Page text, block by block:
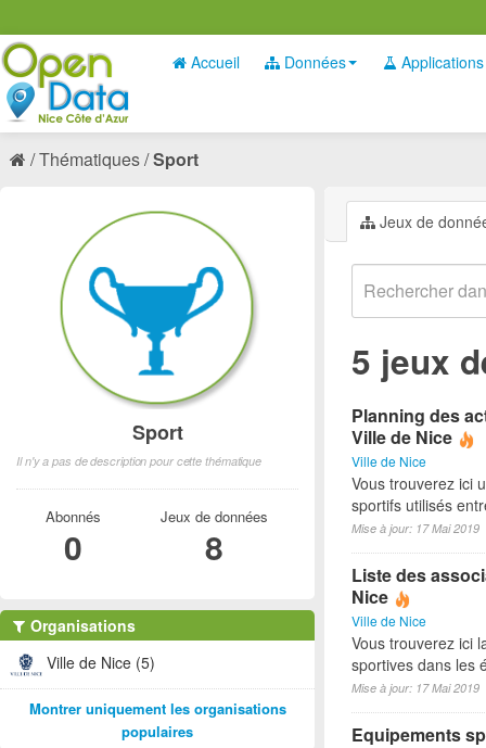
Accueil Données Applications
Thématiques Sport
Jeux de
5 jeux
Planning des
Ville de Nice
Ville de Nice
Vous trouverez ici
sportifs utilisés
Mise à jour: 17 Mai 2019
Liste des
Nice
Ville de Nice
Vous trouverez ici
sportives dans les
Mise à jour: 17 Mai 2019
Equipements
Sport
Il n'y a pas de description pour cette thématique
Abonnés
0
Jeux de données
8
Organisations
Ville de Nice (5)
Montrer uniquement les organisations
populaires